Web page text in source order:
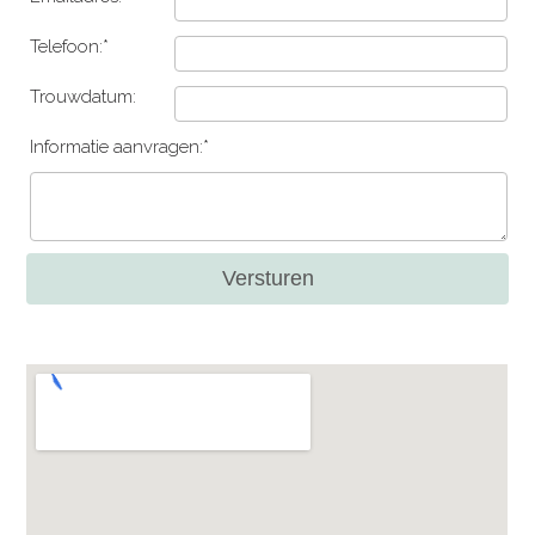
Telefoon:*
Trouwdatum:
Informatie aanvragen:*